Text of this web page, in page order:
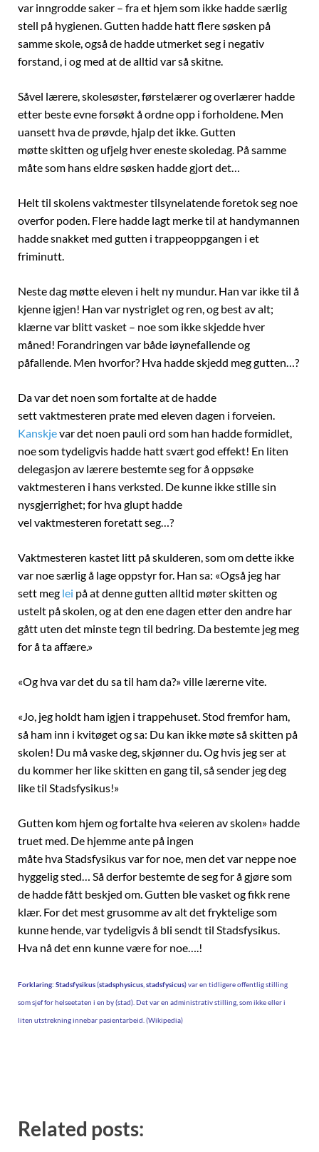
var inngrodde saker – fra et hjem som ikke hadde særlig
stell på hygienen. Gutten hadde hatt flere søsken på
samme skole, også de hadde utmerket seg i negativ
forstand, i og med at de alltid var så skitne.
Såvel lærere, skolesøster, førstelærer og overlærer hadde
etter beste evne forsøkt å ordne opp i forholdene. Men
uansett hva de prøvde, hjalp det ikke. Gutten
møtte skitten og ufjelg hver eneste skoledag. På samme
måte som hans eldre søsken hadde gjort det…
Helt til skolens vaktmester tilsynelatende foretok seg noe
overfor poden. Flere hadde lagt merke til at handymannen
hadde snakket med gutten i trappeoppgangen i et
friminutt.
Neste dag møtte eleven i helt ny mundur. Han var ikke til å
kjenne igjen! Han var nystriglet og ren, og best av alt;
klærne var blitt vasket – noe som ikke skjedde hver
måned! Forandringen var både iøynefallende og
påfallende. Men hvorfor? Hva hadde skjedd meg gutten…?
Da var det noen som fortalte at de hadde
sett vaktmesteren prate med eleven dagen i forveien.
Kanskjevar det noen pauli ord som han hadde formidlet,
noe som tydeligvis hadde hatt svært god effekt! En liten
delegasjon av lærere bestemte seg for å oppsøke
vaktmesteren i hans verksted. De kunne ikke stille sin
nysgjerrighet; for hva glupt hadde
vel vaktmesteren foretatt seg…?
Vaktmesteren kastet litt på skulderen, som om dette ikke
var noe særlig å lage oppstyr for. Han sa: «Også jeg har
sett meg lei på at denne gutten alltid møter skitten og
ustelt på skolen, og at den ene dagen etter den andre har
gått uten det minste tegn til bedring. Da bestemte jeg meg
for å ta affære.»
«Og hva var det du sa til ham da?» ville lærerne vite.
«Jo, jeg holdt ham igjen i trappehuset. Stod fremfor ham,
så ham inn i kvitøget og sa: Du kan ikke møte så skitten på
skolen! Du må vaske deg, skjønner du. Og hvis jeg ser at
du kommer her like skitten en gang til, så sender jeg deg
like til Stadsfysikus!»
Gutten kom hjem og fortalte hva «eieren av skolen» hadde
truet med. De hjemme ante på ingen
måte hva Stadsfysikus var for noe, men det var neppe noe
hyggelig sted… Så derfor bestemte de seg for å gjøre som
de hadde fått beskjed om. Gutten ble vasket og fikk rene
klær. For det mest grusomme av alt det fryktelige som
kunne hende, var tydeligvis å bli sendt til Stadsfysikus.
Hva nå det enn kunne være for noe….!
Forklaring: Stadsfysikus(stadsphysicus stadsfysicus) var en tidligere offentlig stilling
som sjef for helseetaten i en by (stad). Det var en administrativ stilling, som ikke eller i
liten utstrekning innebar pasientarbeid. (Wikipedia)
Related posts: